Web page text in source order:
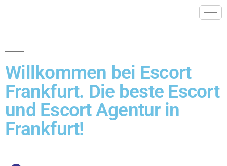
Willkommen bei Escort
Frankfurt. Die beste Escort
und Escort Agentur in
Frankfurt!